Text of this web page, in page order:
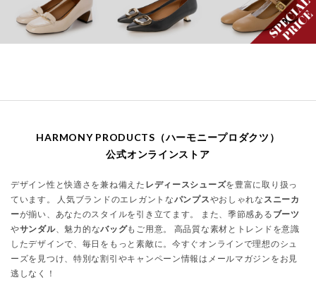
HARMONY PRODUCTS（ハーモニープロダクツ）
公式オンラインストア
デザイン性と快適さを兼ね備えた レディースシューズを豊富に取り扱っ
ています。 人気ブランドのエレガントなパンプスやおしゃれな スニーカ
ーが揃い、あなたのスタイルを引き立てます。 また、季節感ある ブーツ
やサンダル、魅力的なバッグもご用意。 高品質な素材とトレンドを意識
したデザインで、毎日をもっと素敵に。今すぐオンラインで理想のシュ
ーズを見つけ、特別な割引やキャンペーン情報はメールマガジンをお見
逃しなく！